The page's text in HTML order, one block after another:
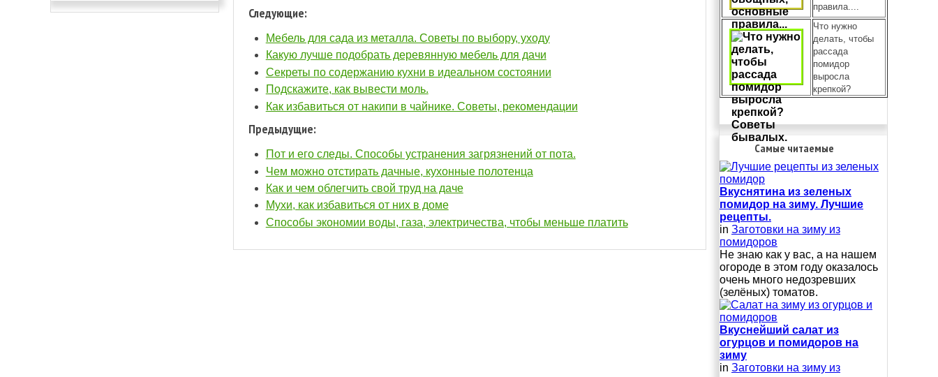
Следующие:
Мебель для сада из металла. Советы по выбору, уходу
Какую лучше подобрать деревянную мебель для дачи
Секреты по содержанию кухни в идеальном состоянии
Подскажите, как вывести моль.
Как избавиться от накипи в чайнике. Советы, рекомендации
Предыдущие:
Пот и его следы. Способы устранения загрязнений от пота.
Чем можно отстирать дачные, кухонные полотенца
Как и чем облегчить свой труд на даче
Мухи, как избавиться от них в доме
Способы экономии воды, газа, электричества, чтобы меньше платить
правила....
Что нужно
делать, чтобы
рассада
помидор
выросла
крепкой?
Самые читаемые
Вкуснятина из зеленых
помидор на зиму. Лучшие
рецепты.
in Заготовки на зиму из
помидоров
Не знаю как у вас, а на нашем
огороде в этом году оказалось
очень много недозревших
(зелёных) томатов.
Вкуснейший салат из
огурцов и помидоров на
зиму
in Заготовки на зиму из